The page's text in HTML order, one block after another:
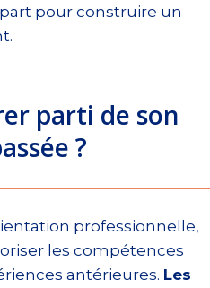
pour construire un
parti de son
?
professionnelle,
les compétences
antérieures. Les